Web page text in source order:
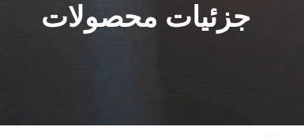
جزئیات محصولات